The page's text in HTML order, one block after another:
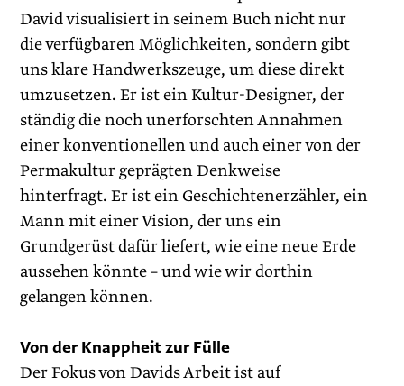
David visualisiert in seinem Buch nicht nur
die verfügbaren Möglichkeiten, sondern gibt
uns klare Handwerkszeuge, um diese direkt
umzusetzen. Er ist ein Kultur-Designer, der
ständig die noch unerforschten Annahmen
einer konventionellen und auch einer von der
Permakultur geprägten Denkweise
hinterfragt. Er ist ein Geschichtenerzähler, ein
Mann mit einer Vision, der uns ein
Grundgerüst dafür liefert, wie eine neue Erde
aussehen könnte – und wie wir dorthin
gelangen können.
Von der Knappheit zur Fülle
Der Fokus von Davids Arbeit ist auf